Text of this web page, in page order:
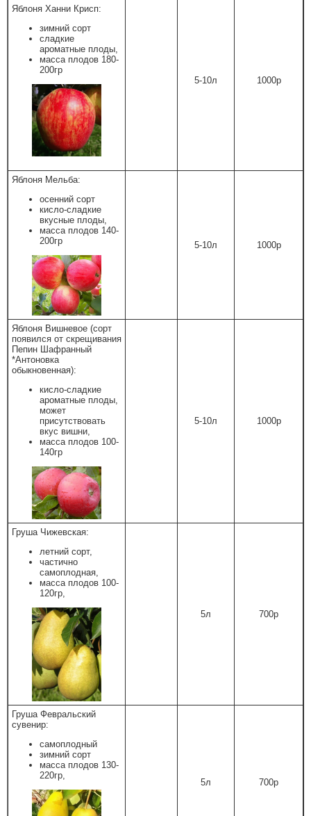
Яблоня Ханни Крисп:
зимний сорт
сладкие
ароматные плоды,
масса плодов 180-
200гр
5-10л
1000р
Яблоня Мельба:
осенний сорт
кисло-сладкие
вкусные плоды,
масса плодов 140-
200гр
5-10л 1000р
Яблоня Вишневое (сорт
появился от скрещивания
Пепин Шафранный
*Антоновка
обыкновенная):
кисло-сладкие
ароматные плоды,
может
присутствовать
вкус вишни,
масса плодов 100-
140гр
5-10л 1000р
Груша Чижевская:
летний сорт,
частично
самоплодная,
масса плодов 100-
120гр,
5л
700р
Груша Февральский
сувенир:
самоплодный
зимний сорт
масса плодов 130-
220гр,
5л 700р